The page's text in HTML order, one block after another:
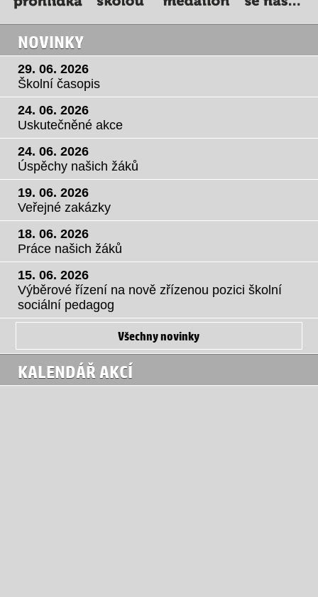
NOVINKY
29. 06. 2026
Školní časopis
24. 06. 2026
Uskutečněné akce
24. 06. 2026
Úspěchy našich žáků
19. 06. 2026
Veřejné zakázky
18. 06. 2026
Práce našich žáků
15. 06. 2026
Výběrové řízení na nově zřízenou pozici školní
sociální pedagog
Všechny novinky
KALENDÁŘ AKCÍ